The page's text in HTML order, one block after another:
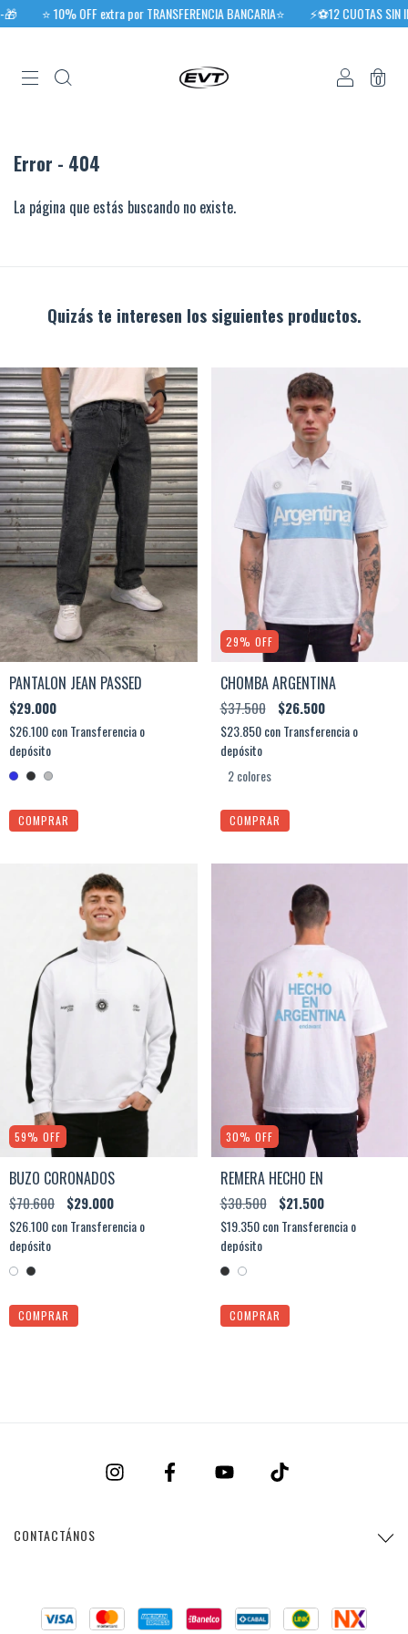
⭐️ 10% OFF extra por TRANSFERENCIA BANCARIA⭐️ ⚡⚽12 CUOTAS SIN
0
Error - 404
La página que estás buscando no existe.
Quizás te interesen los siguientes productos.
PANTALON JEAN PASSED
$29.000
$26.100conTransferencia o
depósito
COMPRAR
29% OFF
CHOMBA ARGENTINA
$37.500 $26.500
$23.850con Transferencia o
depósito
2 colores
COMPRAR
59% OFF
BUZO CORONADOS
$70.600 $29.000
$26.100conTransferencia o
depósito
COMPRAR
30% OFF
REMERA HECHO EN
$30.500 $21.500
$19.350con Transferencia o
depósito
COMPRAR
CONTACTÁNOS